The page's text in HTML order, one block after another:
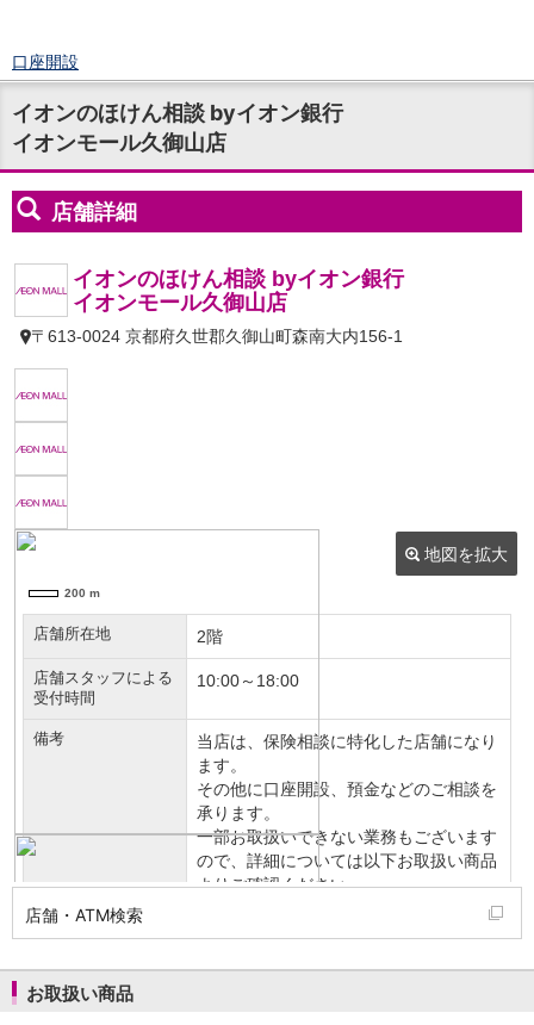
口座開設
ログイン
チャット
メニュー
商品・サービス
預金
円預金TOP
定期預金
積立式定期預金
外貨預金 TOP
NISA
金銭信託のしくみ
取扱商品一覧
iDeCo・国民年金基金
iDeCo（個人型確定拠出年金）
国民年金基金
ロボアドバイザークラウドファンディングTOP
WealthNavi for イオン銀行（ロボアドバイザー）
まいクラウドファンディング
ローン
住宅ローン
新規お借入れの方
お借換えの方
フラット35
リ・バース60
カードローン
イオンのほけん相談 byイオン銀行
イオンモール久御山店
店舗・ATM検索
お取扱い商品